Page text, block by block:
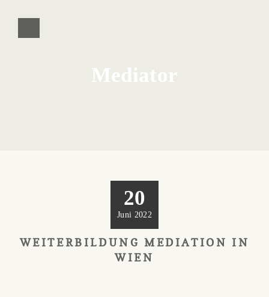
Mediator
20
Juni 2022
WEITERBILDUNG MEDIATION IN
WIEN